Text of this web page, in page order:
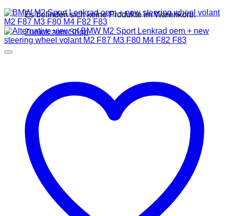
Es befinden sich keine Produkte im Warenkorb.
Zurück zum Shop